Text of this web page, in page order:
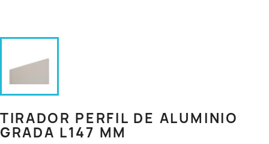
TIRADOR PERFIL DE ALUMINIO
GRADA L147 MM